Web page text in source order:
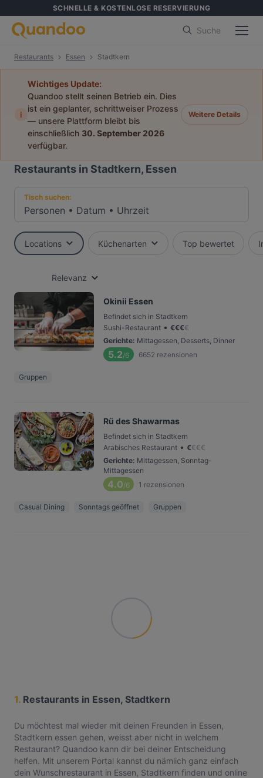
SCHNELLE & KOSTENLOSE RESERVIERUNG
Suche
Restaurants Essen Stadtkern
i
Wichtiges Update:
Quandoo stellt seinen Betrieb ein. Dies
ist ein geplanter, schrittweiser Prozess
— unsere Plattform bleibt bis
einschließlich 30. September 2026
verfügbar.
Weitere Details
Restaurants in Stadtkern, Essen
Tisch suchen:
Personen • Datum • Uhrzeit
Locations Küchenarten Top bewertet
Relevanz
Okinii Essen
Befindet sich in Stadtkern
Sushi-Restaurant • €€€€
Gerichte: Mittagessen, Desserts, Dinner
5.2/6 6652 rezensionen
Gruppen
Rü des Shawarmas
Befindet sich in Stadtkern
Arabisches Restaurant • €€€€
Gerichte: Mittagessen, Sonntag-
Mittagessen
4.0/6 1 rezensionen
Casual Dining Sonntags geöffnet Gruppen
1. Restaurants in Essen, Stadtkern
Du möchtest mal wieder mit deinen Freunden in Essen,
Stadtkern essen gehen, weisst aber nicht in welchem
Restaurant? Quandoo kann dir bei deiner Entscheidung
helfen. Mit unserem Portal kannst du nämlich ganz einfach
dein Wunschrestaurant in Essen, Stadtkern finden und online